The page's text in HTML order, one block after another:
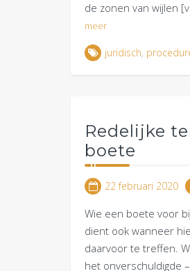
de zonen van wijlen
meer
juridisch,
Redelijke
boete
22 februari 2020
Wie een boete voor
dient ook wanneer
daarvoor te treffen.
het onverschuldigde